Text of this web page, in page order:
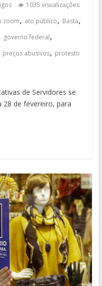
1035 visualizações
zoom, ato público, Basta,
governo federal,
preços abusivos, protesto
de Servidores se
de fevereiro, para